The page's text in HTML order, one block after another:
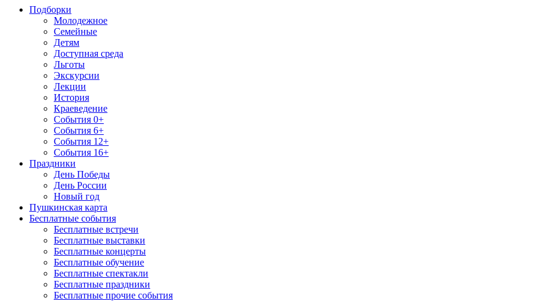
Подборки
Молодежное
Семейные
Детям
Доступная среда
Льготы
Экскурсии
Лекции
История
Краеведение
События 0+
События 6+
События 12+
События 16+
Праздники
День Победы
День России
Новый год
Пушкинская карта
Бесплатные события
Бесплатные встречи
Бесплатные выставки
Бесплатные концерты
Бесплатные обучение
Бесплатные спектакли
Бесплатные праздники
Бесплатные прочие события